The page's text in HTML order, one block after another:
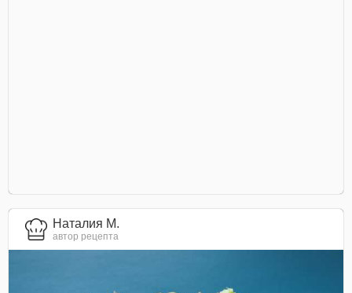
Наталия М.
автор рецепта